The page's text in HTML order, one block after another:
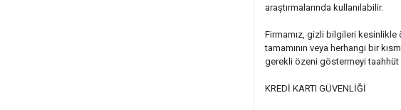
araştırmalarında kullanılabilir.
Firmamız, gizli bilgileri kesinlikle
tamamının veya herhangi bir
gerekli özeni göstermeyi taahhüt
KREDİ KARTI GÜVENLİĞİ